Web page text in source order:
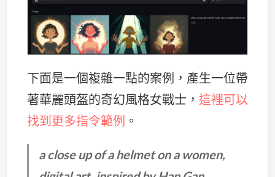
下面是一個複雜一點的案例，產生一位帶
著華麗頭盔的奇幻風格女戰士， 這裡可以
找到更多指令範例 。
a close up of a helmet on a women,